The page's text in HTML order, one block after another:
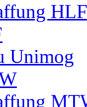
HLF
Unimog